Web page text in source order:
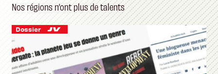
Nos régions n’ont plus de talents
Dossier